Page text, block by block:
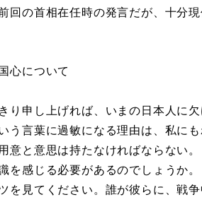
回の首相在任時の発言だが、十分
について
きり申し上げれば、いまの日本人に
う言葉に過敏になる理由は、私に
意と意思は持たなければならない
を感じる必要があるのでしょうか。
を見てください。誰が彼らに、戦